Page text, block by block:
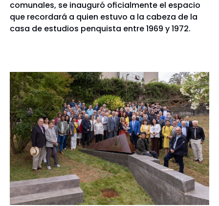
comunales, se inauguró oficialmente el espacio
que recordará a quien estuvo a la cabeza de la
casa de estudios penquista entre 1969 y 1972.